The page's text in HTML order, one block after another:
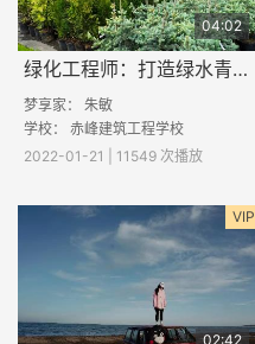
04:02
绿化工程师：打造绿水青山的酷与苦
梦享家： 朱敏
学校： 赤峰建筑工程学校
2022-01-21 | 11549 次播放
VIP
02:42